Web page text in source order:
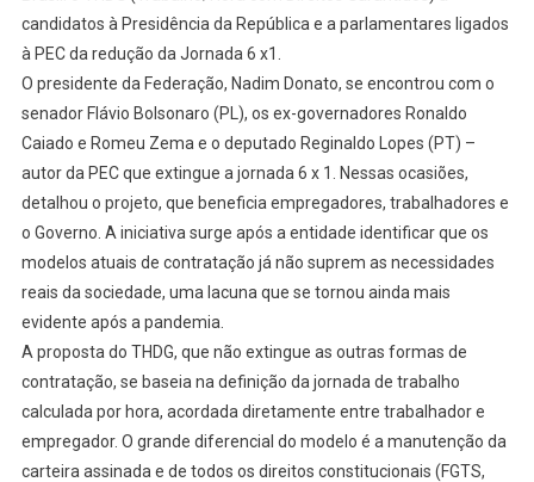
candidatos à Presidência da República e a parlamentares ligados
à PEC da redução da Jornada 6 x1.
O presidente da Federação, Nadim Donato, se encontrou com o
senador Flávio Bolsonaro (PL), os ex-governadores Ronaldo
Caiado e Romeu Zema e o deputado Reginaldo Lopes (PT) –
autor da PEC que extingue a jornada 6 x 1. Nessas ocasiões,
detalhou o projeto, que beneficia empregadores, trabalhadores e
o Governo. A iniciativa surge após a entidade identificar que os
modelos atuais de contratação já não suprem as necessidades
reais da sociedade, uma lacuna que se tornou ainda mais
evidente após a pandemia.
A proposta do THDG, que não extingue as outras formas de
contratação, se baseia na definição da jornada de trabalho
calculada por hora, acordada diretamente entre trabalhador e
empregador. O grande diferencial do modelo é a manutenção da
carteira assinada e de todos os direitos constitucionais (FGTS,